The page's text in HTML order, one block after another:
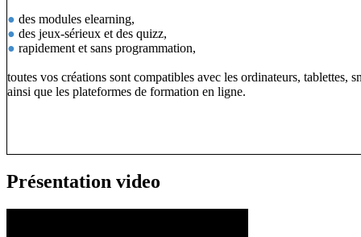
● des modules elearning,
● des jeux-sérieux et des quizz,
● rapidement et sans programmation,
toutes vos créations sont compatibles avec les ordinateurs, tablettes,
ainsi que les plateformes de formation en ligne.
Présentation video